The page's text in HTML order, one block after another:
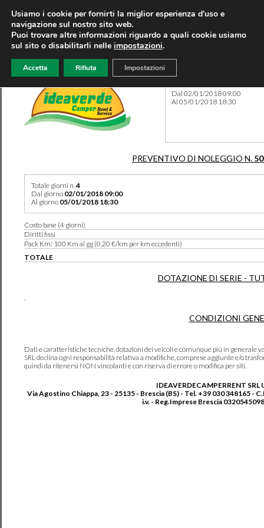
Dal 02/01/2018 09:00
Al 05/01/2018 18:30
PREVENTIVO DI NOLEGGIO N.
Totale giorni n.4
Dal giorno 02/01/2018 09:00
Al giorno 05/01/2018 18:30
Costo base (4 giorni)
Diritti fissi
Pack Km: 100 Km al gg (0,20 €/km per km eccedenti)
TOTALE
DOTAZIONE DI SERIE -
.
CONDIZIONI
Dati e caratteristiche tecniche, dotazioni dei veicoli e comunque più in generale
SRL declina ogni responsabilità relativa a modifiche, comprese aggiunte e/o
quindi da ritenersi NON vincolanti e con riserva di errore o modifica per siti.
IDEAVERDECAMPERRENT SRL
Via Agostino Chiappa, 23 - 25135 - Brescia (BS) - Tel. +39 030 348165 -
i.v. - Reg.Imprese Brescia
Usiamo i cookie per fornirti la miglior esperienza d'uso e
navigazione sul nostro sito web.
Puoi trovare altre informazioni riguardo a quali cookie usiamo
sul sito o disabilitarli nelle impostazioni.
Accetta Rifiuta Impostazioni